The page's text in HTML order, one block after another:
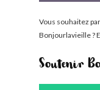
Vous souhaitez
Bonjourlavieille ?
Soutenir